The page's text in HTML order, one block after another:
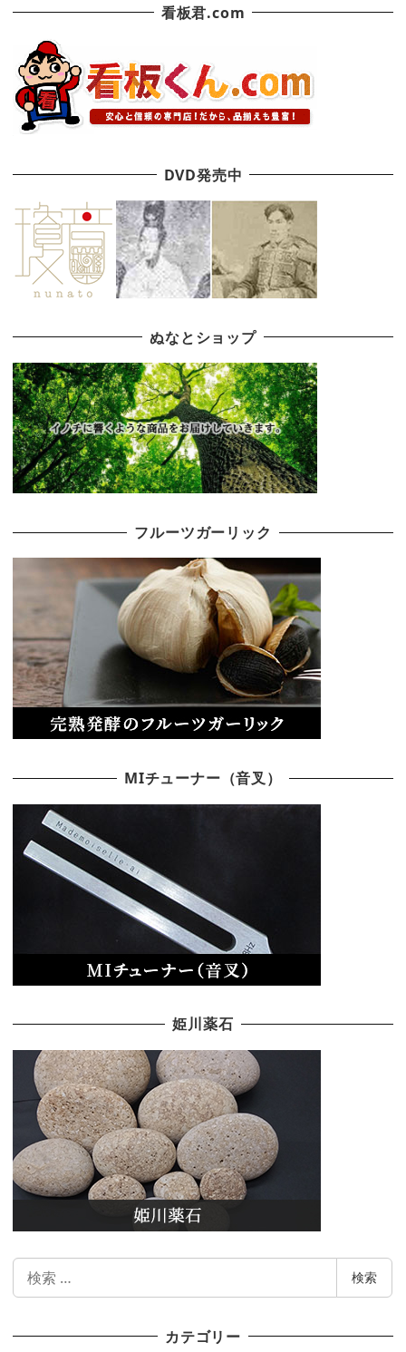
看板君.com
DVD発売中
ぬなとショップ
フルーツガーリック
MIチューナー（音叉）
姫川薬石
検
検索
カテゴリー